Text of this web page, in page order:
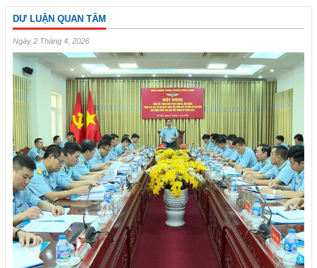
DƯ LUẬN QUAN TÂM
Ngày 2 Tháng 4, 2026